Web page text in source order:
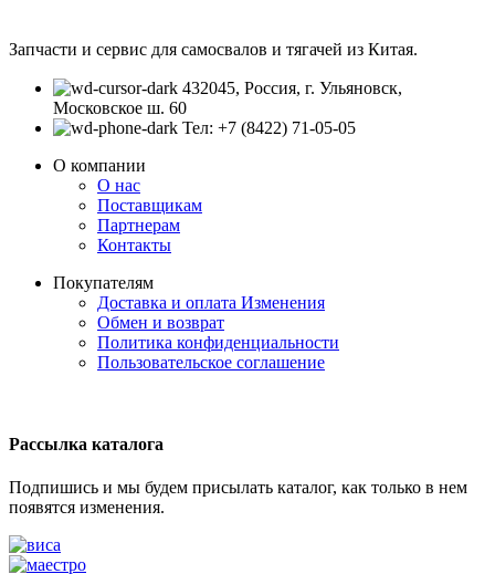
Запчасти и сервис для самосвалов и тягачей из Китая.
432045, Россия, г. Ульяновск,
Московское ш. 60
Тел: +7 (8422) 71-05-05
О компании
О нас
Поставщикам
Партнерам
Контакты
Покупателям
Доставка и оплата Изменения
Обмен и возврат
Политика конфиденциальности
Пользовательское соглашение
Рассылка каталога
Подпишись и мы будем присылать каталог, как только в нем
появятся изменения.